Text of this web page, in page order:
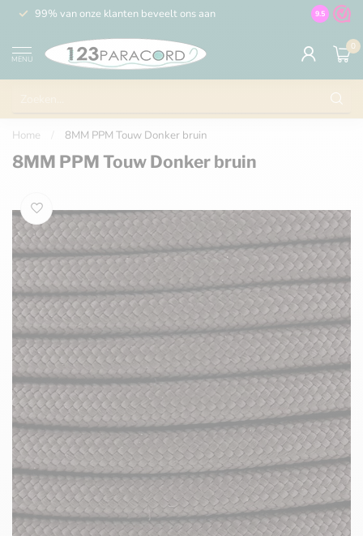
99% van onze klanten beveelt ons aan 100% de
9.5
MENU
0
Home 8MM PPM Touw Donker bruin
8MM PPM Touw Donker bruin